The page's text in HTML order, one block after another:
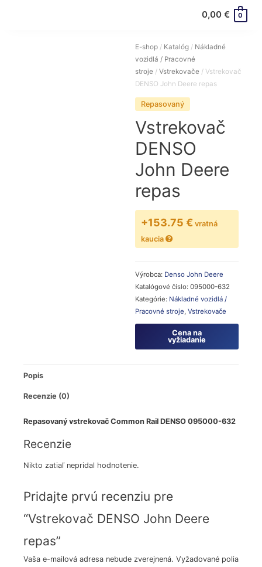
0,00 € 0
E-shop / Katalóg / Nákladné
vozidlá / Pracovné
stroje /Vstrekovače / Vstrekovač
DENSO John Deere repas
Repasovaný
Vstrekovač
DENSO
John Deere
repas
+153.75 € vratná
kaucia
Výrobca: DensoJohn Deere
Katalógové číslo:095000-632
Kategórie: Nákladné vozidlá /
Pracovné stroje ,Vstrekovače
Cena na
vyžiadanie
Popis
Recenzie (0)
Repasovaný vstrekovač Common Rail DENSO 095000-632
Recenzie
Nikto zatiaľ nepridal hodnotenie.
Pridajte prvú recenziu pre
“Vstrekovač DENSO John Deere
repas”
Vaša e-mailová adresa nebude zverejnená. Vyžadované polia